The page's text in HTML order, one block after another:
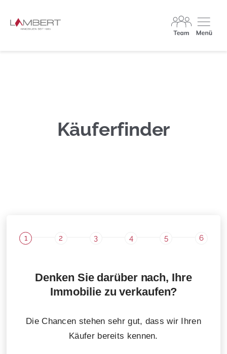
Käuferfinder
1 2 3 4 5 6
Denken Sie darüber nach, Ihre
Immobilie zu verkaufen?
Die Chancen stehen sehr gut, dass wir Ihren
Käufer bereits kennen.